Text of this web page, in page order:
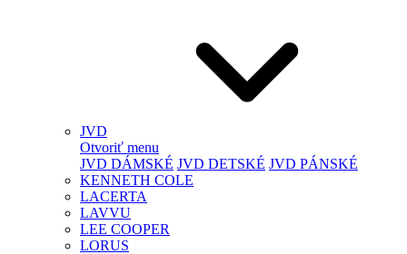
JVD
Otvoriť menu
JVD DÁMSKÉ JVD DETSKÉ JVD PÁNSKÉ
KENNETH COLE
LACERTA
LAVVU
LEE COOPER
LORUS